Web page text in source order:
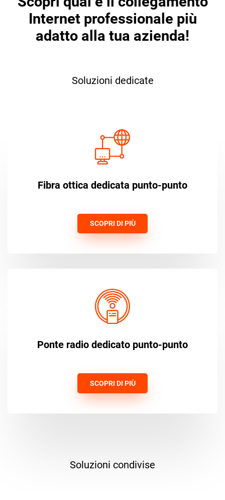
Internet professionale più
adatto alla tua azienda!
Soluzioni dedicate
Fibra ottica dedicata punto-punto
SCOPRI DI PIÙ
Ponte radio dedicato punto-punto
SCOPRI DI PIÙ
Soluzioni condivise